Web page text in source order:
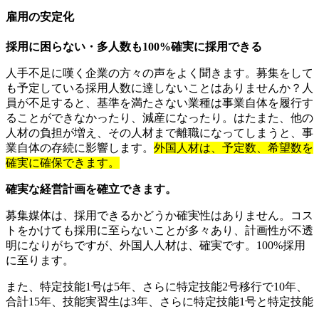
雇用の安定化
採用に困らない・多人数も100%確実に採用できる
人手不足に嘆く企業の方々の声をよく聞きます。募集をして
も予定している採用人数に達しないことはありませんか？人
員が不足すると、基準を満たさない業種は事業自体を履行す
ることができなかったり、減産になったり。はたまた、他の
人材の負担が増え、その人材まで離職になってしまうと、事
業自体の存続に影響します。 外国人材は、予定数、希望数を
確実に確保できます。
確実な経営計画を確立できます。
募集媒体は、採用できるかどうか確実性はありません。コス
トをかけても採用に至らないことが多々あり、計画性が不透
明になりがちですが、外国人人材は、確実です。100%採用
に至ります。
また、特定技能1号は5年、さらに特定技能2号移行で10年、
合計15年、技能実習生は3年、さらに特定技能1号と特定技能